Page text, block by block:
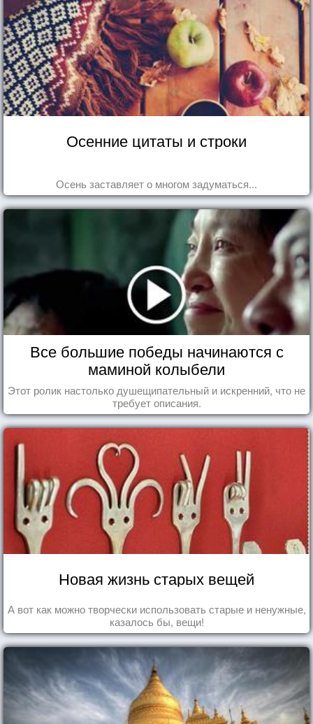
Осенние цитаты и строки
Осень заставляет о многом задуматься...
Все большие победы начинаются с
маминой колыбели
Этот ролик настолько душещипательный и искренний, что не
требует описания.
Новая жизнь старых вещей
А вот как можно творчески использовать старые и ненужные,
казалось бы, вещи!